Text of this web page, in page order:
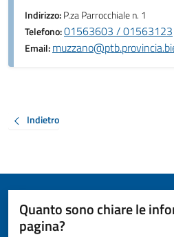
Indirizzo:P.za Parrocchiale n. 1
Telefono:01563603 / 01563123
Email:
Indietro
Quanto sono chiare le
pagina?